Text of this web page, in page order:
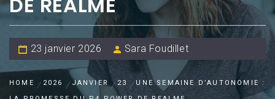
23 janvier 2026 Sara Foudillet
HOME 2026 JANVIER 23
UNE SEMAINE D’AUTONOMIE :